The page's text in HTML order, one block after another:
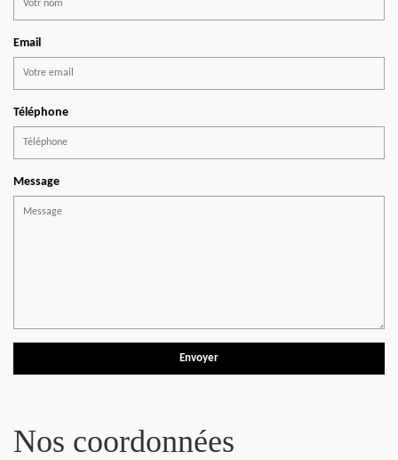
Email
Téléphone
Message
Nos coordonnées